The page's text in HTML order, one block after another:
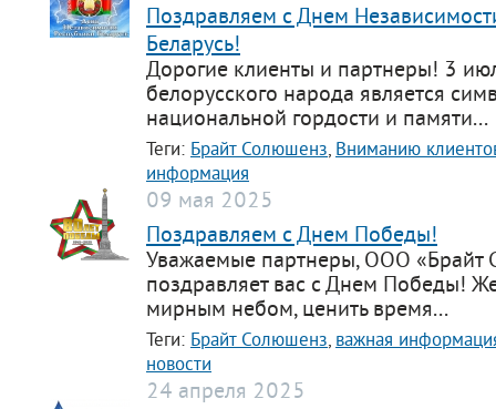
Поздравляем с Днем
Беларусь!
Дорогие клиенты и партнеры! 3
белорусского народа является
национальной гордости и памяти...
Теги: Брайт Солюшенз, Вниманию
информация
09 мая 2025
Поздравляем с Днем Победы!
Уважаемые партнеры, ООО «Брайт
поздравляет вас с Днем Победы!
мирным небом, ценить время...
Теги: Брайт Солюшенз, важная
новости
24 апреля 2025